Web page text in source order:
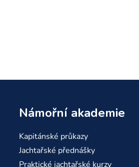
Námořní akademie
Kapitánské průkazy
Jachtařské přednášky
Praktické jachtařské kurzy